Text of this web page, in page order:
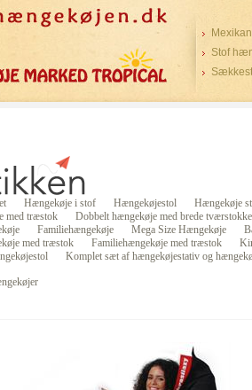
Stof
Hængekøje i stof Hængekøjestol Hængekøje
med træstok
Dobbelt hængekøje med brede tværstokke
Familiehængekøje Mega Size Hængekøje
med træstok
Familiehængekøje med træstok
Komplet sæt af hængekøjestativ og